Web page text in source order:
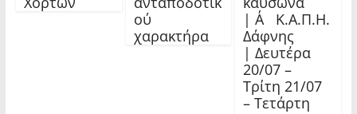
ού
χαρακτήρα
| Α΄ Κ.Α.Π.Η.
Δάφνης
| Δευτέρα
20/07 –
Τρίτη 21/07
– Τετάρτη